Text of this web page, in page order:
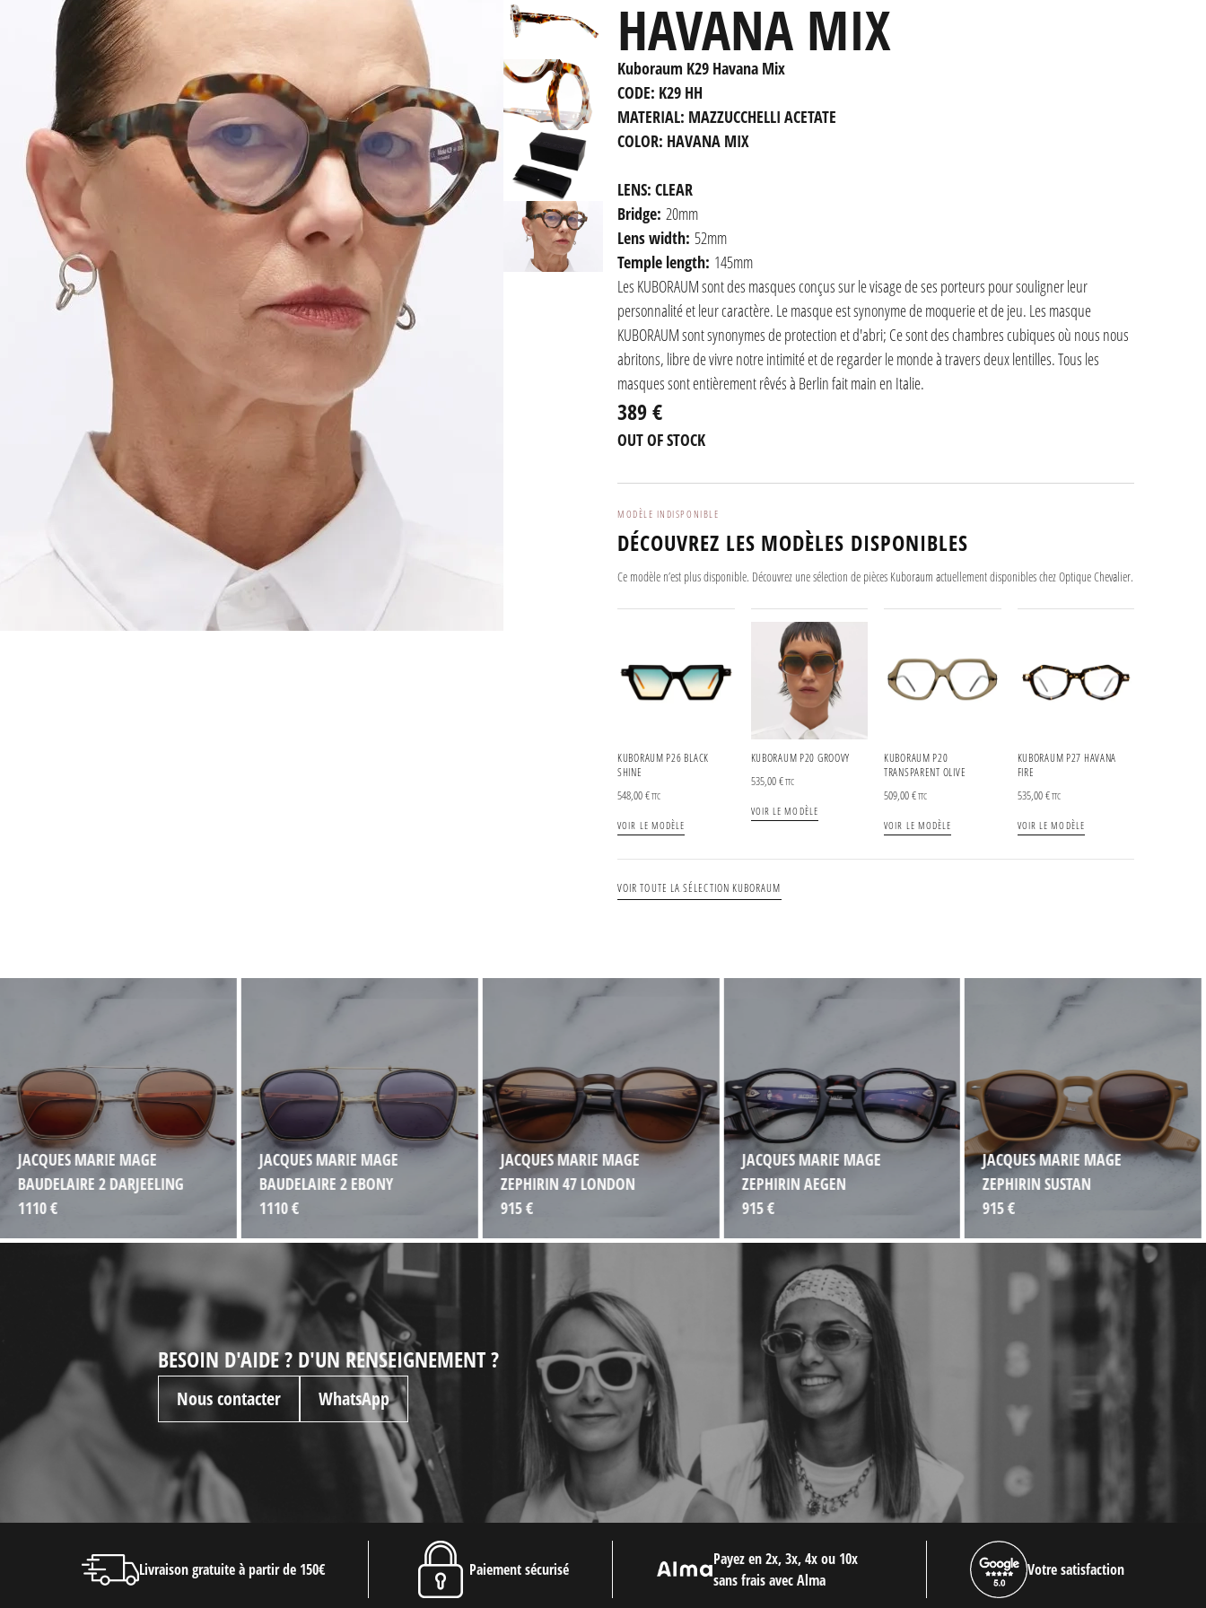
HAVANA MIX
Kuboraum K29 Havana Mix
CODE: K29 HH
MATERIAL: MAZZUCCHELLI ACETATE
COLOR: HAVANA MIX
LENS: CLEAR
Bridge: 20mm
Lens width: 52mm
Temple length: 145mm
Les KUBORAUM sont des masques conçus sur le visage de ses porteurs pour souligner leur
personnalité et leur caractère. Le masque est synonyme de moquerie et de jeu. Les masque
KUBORAUM sont synonymes de protection et d'abri; Ce sont des chambres cubiques où nous nous
abritons, libre de vivre notre intimité et de regarder le monde à travers deux lentilles. Tous les
masques sont entièrement rêvés à Berlin fait main en Italie.
389 €
OUT OF STOCK
MODÈLE INDISPONIBLE
DÉCOUVREZ LES MODÈLES DISPONIBLES
Ce modèle n’est plus disponible. Découvrez une sélection de pièces Kuboraum actuellement disponibles chez Optique Chevalier.
KUBORAUM P26 BLACK
SHINE
548,00€TTC
VOIR LE MODÈLE
KUBORAUM P20 GROOVY
535,00€TTC
VOIR LE MODÈLE
KUBORAUM P20
TRANSPARENT OLIVE
509,00€TTC
VOIR LE MODÈLE
KUBORAUM P27 HAVANA
FIRE
535,00€TTC
VOIR LE MODÈLE
VOIR TOUTE LA SÉLECTION KUBORAUM
JACQUES MARIE MAGE
BAUDELAIRE 2 DARJEELING
1110 €
JACQUES MARIE MAGE
BAUDELAIRE 2 EBONY
1110 €
JACQUES MARIE MAGE
ZEPHIRIN 47 LONDON
915 €
JACQUES MARIE MAGE
ZEPHIRIN AEGEN
915 €
JACQUES MARIE MAGE
ZEPHIRIN SUSTAN
915 €
BESOIN D'AIDE ? D'UN RENSEIGNEMENT ?
Nous contacter WhatsApp
Livraison gratuite à partir de 150€ Paiement sécurisé
Payez en 2x, 3x, 4x ou 10x
sans frais avec Alma
Votre satisfaction